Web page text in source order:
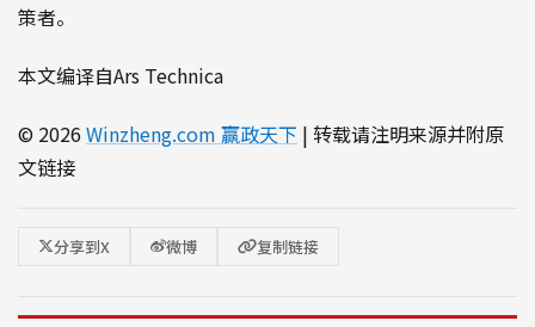
策者。
本文编译自Ars Technica
© 2026 Winzheng.com 赢政天下 | 转载请注明来源并附原
文链接
分享到X 微博 复制链接